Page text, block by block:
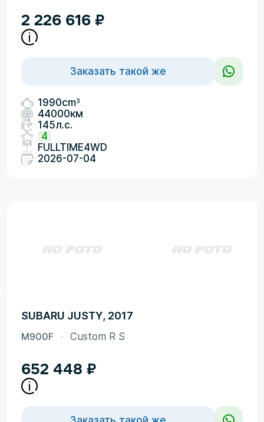
2 226 616 ₽
Заказать такой же
1990cm3
44000км
145л.с.
4
FULLTIME4WD
2026-07-04
SUBARU JUSTY, 2017
M900F Custom R S
652 448 ₽